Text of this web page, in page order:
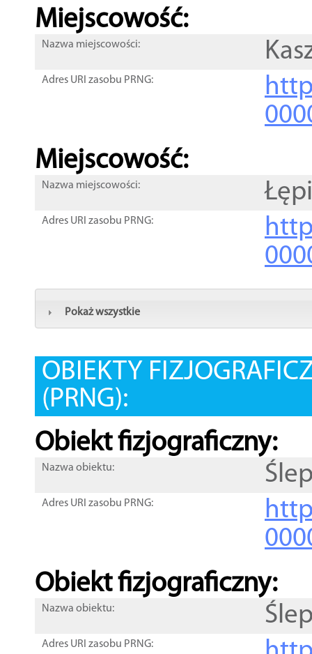
Miejscowość:
Nazwa miejscowości:
Adres URI zasobu PRNG:
Miejscowość:
Nazwa miejscowości:
Adres URI zasobu PRNG:
Pokaż wszystkie
OBIEKTY
(PRNG):
Obiekt fizjograficzny:
Nazwa obiektu:
Adres URI zasobu PRNG:
Obiekt fizjograficzny:
Nazwa obiektu:
Adres URI zasobu PRNG: